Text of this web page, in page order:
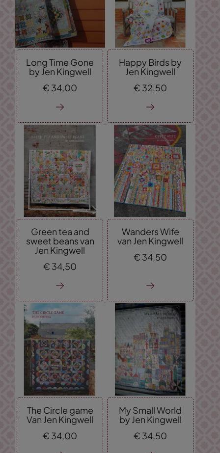
Long Time Gone
by Jen Kingwell
€ 34,00
Happy Birds by
Jen Kingwell
€ 32,50
Green tea and
sweet beans van
Jen Kingwell
€ 34,50
Wanders Wife
van Jen Kingwell
€ 34,50
The Circle game
Van Jen Kingwell
€ 34,00
My Small World
by Jen Kingwell
€ 34,50